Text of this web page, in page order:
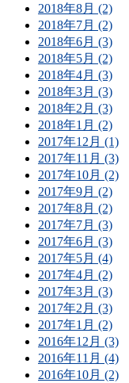
2018年8月 (2)
2018年7月 (2)
2018年6月 (3)
2018年5月 (2)
2018年4月 (3)
2018年3月 (3)
2018年2月 (3)
2018年1月 (2)
2017年12月 (1)
2017年11月 (3)
2017年10月 (2)
2017年9月 (2)
2017年8月 (2)
2017年7月 (3)
2017年6月 (3)
2017年5月 (4)
2017年4月 (2)
2017年3月 (3)
2017年2月 (3)
2017年1月 (2)
2016年12月 (3)
2016年11月 (4)
2016年10月 (2)